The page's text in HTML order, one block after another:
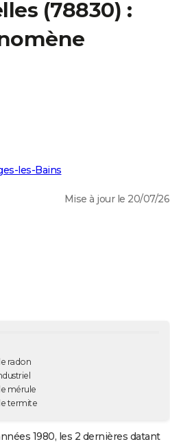
(78830) :
les-Bains
Mise à jour le 20/07/26
radon
mérule
termite
1980, les 2 dernières datant